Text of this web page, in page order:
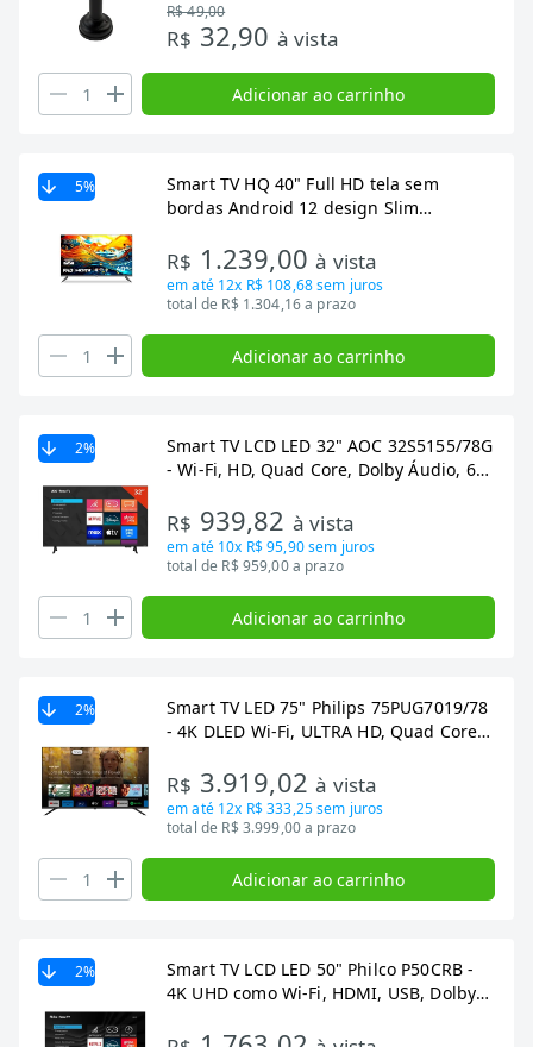
R$ 49,00
R$ 32,90 à vista
Adicionar ao carrinho
5%
Smart TV HQ 40" Full HD tela sem
bordas Android 12 design Slim
R$ 1.239,00à vista
em até 12x R$ 108,68sem juros
total de R$ 1.304,16 a prazo
Adicionar ao carrinho
2%
Smart TV LCD LED 32" AOC 32S5155/78G
- Wi-Fi, HD, Quad Core, Dolby Áudio, 60
R$ 939,82 à vista
em até 10x R$ 95,90sem juros
total de R$ 959,00 a prazo
Adicionar ao carrinho
2%
Smart TV LED 75" Philips 75PUG7019/78
- 4K DLED Wi-Fi, ULTRA HD, Quad Core,
R$ 3.919,02à vista
em até 12x R$ 333,25sem juros
total de R$ 3.999,00 a prazo
Adicionar ao carrinho
2%
Smart TV LCD LED 50" Philco P50CRB -
4K UHD como Wi-Fi, HDMI, USB, Dolby